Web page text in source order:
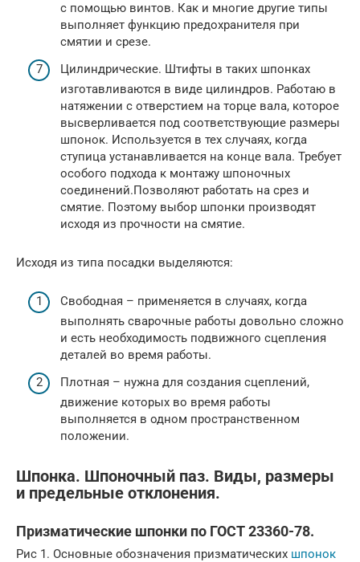
с помощью винтов. Как и многие другие типы
выполняет функцию предохранителя при
смятии и срезе.
Цилиндрические. Штифты в таких шпонках
изготавливаются в виде цилиндров. Работаю в
натяжении с отверстием на торце вала, которое
высверливается под соответствующие размеры
шпонок. Используется в тех случаях, когда
ступица устанавливается на конце вала. Требует
особого подхода к монтажу шпоночных
соединений.Позволяют работать на срез и
смятие. Поэтому выбор шпонки производят
исходя из прочности на смятие.
Исходя из типа посадки выделяются:
Свободная – применяется в случаях, когда
выполнять сварочные работы довольно сложно
и есть необходимость подвижного сцепления
деталей во время работы.
Плотная – нужна для создания сцеплений,
движение которых во время работы
выполняется в одном пространственном
положении.
Шпонка. Шпоночный паз. Виды, размеры
и предельные отклонения.
Призматические шпонки по ГОСТ 23360-78.
Рис 1. Основные обозначения призматических шпонок